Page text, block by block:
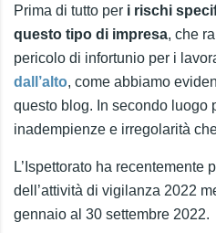
Prima di tutto per i rischi
questo tipo di impresa, che
pericolo di infortunio per i
dall’alto, come abbiamo
questo blog. In secondo luogo
inadempienze e irregolarità
L’Ispettorato ha recentemente
dell’attività di vigilanza 2022
gennaio al 30 settembre 2022.